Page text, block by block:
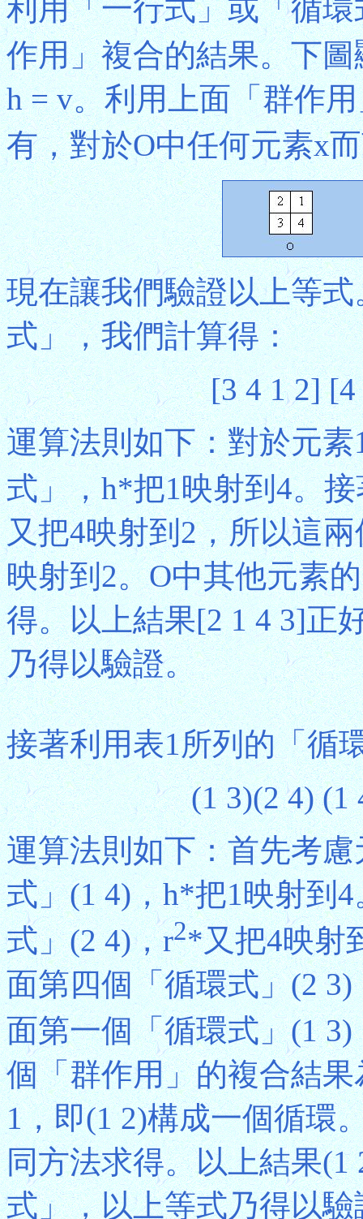
利用「一行式」或「循
作用」複合的結果。下
h = v。利用上面「群作
有，對於O中任何元素x
現在讓我們驗證以上等
式」，我們計算得：
[3 4 1 2]
運算法則如下：對於元
式」，h*把1映射到4。
又把4映射到2，所以這
映射到2。O中其他元素
得。以上結果[2 1 4 3]正
乃得以驗證。
接著利用表1所列的「循
(1 3)(2 4) (1
運算法則如下：首先考
式」(1 4)，h*把1映射到
式」(2 4)，r2*又把4映射
面第四個「循環式」(2
面第一個「循環式」(1 3)
個「群作用」的複合結
1，即(1 2)構成一個循環
同方法求得。以上結果
式」，以上等式乃得以驗